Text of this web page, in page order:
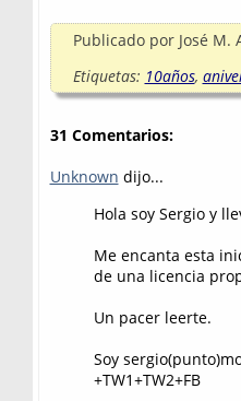
Publicado por José M.
Etiquetas: 10años,
31 Comentarios:
Unknown dijo...
Hola soy Sergio y
Me encanta esta
de una licencia
Un pacer leerte.
Soy
+TW1+TW2+FB